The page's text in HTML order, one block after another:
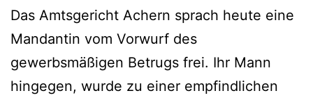
Das Amtsgericht Achern sprach heute eine
Mandantin vom Vorwurf des
gewerbsmäßigen Betrugs frei. Ihr Mann
hingegen, wurde zu einer empfindlichen